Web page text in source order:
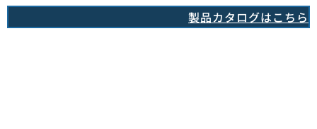
製品カタログはこちら